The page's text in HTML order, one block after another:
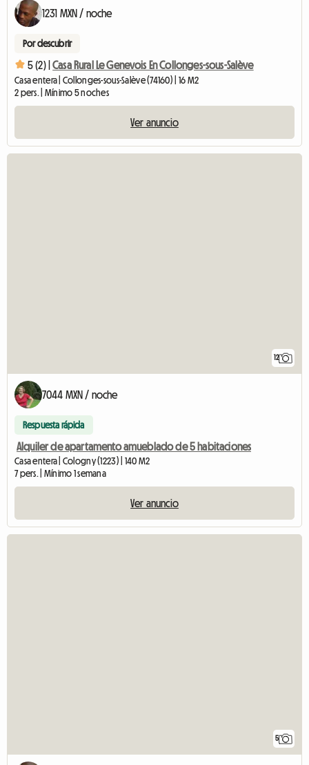
1231 MXN / noche
Por descubrir
5 (2) | Casa Rural Le Genevois En Collonges-sous-Salève
Casa entera | Collonges-sous-Salève (74160) | 16 M2
2 pers. | Mínimo 5 noches
Ver anuncio
12
7044 MXN / noche
Respuesta rápida
Alquiler de apartamento amueblado de 5 habitaciones
Casa entera | Cologny (1223) | 140 M2
7 pers. | Mínimo 1 semana
Ver anuncio
5